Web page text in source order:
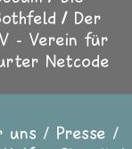
Der
- Verein für
Netcode
uns
Presse